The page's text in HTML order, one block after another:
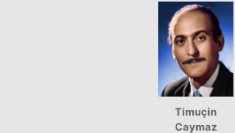
Timuçin
Caymaz